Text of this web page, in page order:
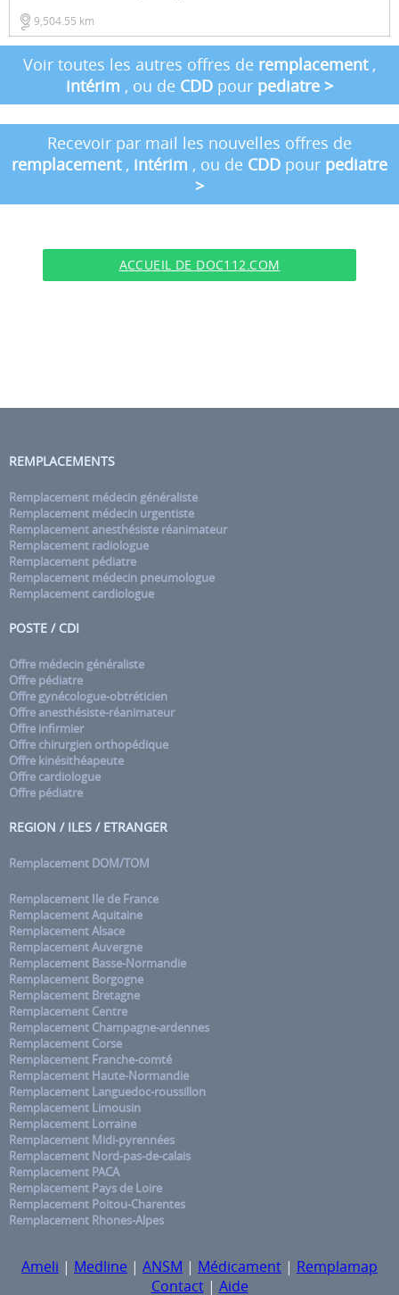
9,504.55 km
Voir toutes les autres offres de remplacement ,
intérim , ou de CDD pour pediatre >
Recevoir par mail les nouvelles offres de
remplacement , intérim , ou de CDD pour pediatre
>
ACCUEIL DE DOC112.COM
REMPLACEMENTS
Remplacement médecin généraliste
Remplacement médecin urgentiste
Remplacement anesthésiste réanimateur
Remplacement radiologue
Remplacement pédiatre
Remplacement médecin pneumologue
Remplacement cardiologue
POSTE / CDI
Offre médecin généraliste
Offre pédiatre
Offre gynécologue-obtréticien
Offre anesthésiste-réanimateur
Offre infirmier
Offre chirurgien orthopédique
Offre kinésithéapeute
Offre cardiologue
Offre pédiatre
REGION / ILES / ETRANGER
Remplacement DOM/TOM
Remplacement Ile de France
Remplacement Aquitaine
Remplacement Alsace
Remplacement Auvergne
Remplacement Basse-Normandie
Remplacement Borgogne
Remplacement Bretagne
Remplacement Centre
Remplacement Champagne-ardennes
Remplacement Corse
Remplacement Franche-comté
Remplacement Haute-Normandie
Remplacement Languedoc-roussillon
Remplacement Limousin
Remplacement Lorraine
Remplacement Midi-pyrennées
Remplacement Nord-pas-de-calais
Remplacement PACA
Remplacement Pays de Loire
Remplacement Poitou-Charentes
Remplacement Rhones-Alpes
Ameli | Medline | ANSM | Médicament | Remplamap
Contact| Aide